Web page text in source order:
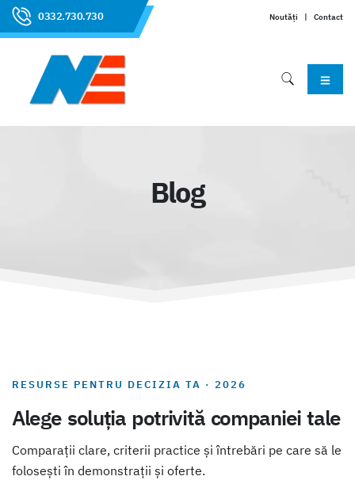
0332.730.730 Noutăți | Contact
Blog
RESURSE PENTRU DECIZIA TA · 2026
Alege soluția potrivită companiei tale
Comparații clare, criterii practice și întrebări pe care să le
folosești în demonstrații și oferte.